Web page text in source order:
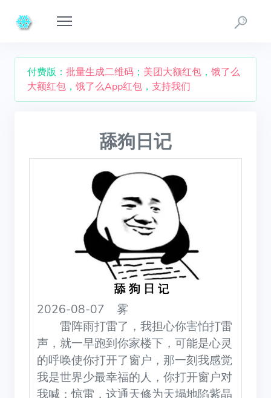
付费版： 批量生成二维码 ； 美团大额红包 ， 饿了么
大额红包 ， 饿了么App红包 ， 支持我们
舔狗日记
2026-08-07 雾